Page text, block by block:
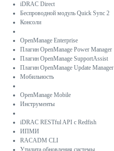
iDRAC Direct
Беспроводной модуль Quick Sync 2
Консоли
OpenManage Enterprise
Плагин OpenManage Power Manager
Плагин OpenManage SupportAssist
Плагин OpenManage Update Manager
Мобильность
OpenManage Mobile
Инструменты
iDRAC RESTful API с Redfish
ИПМИ
RACADM CLI